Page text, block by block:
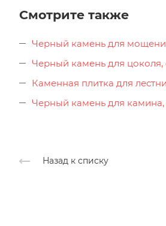
Смотрите также
Черный камень для
Черный камень для цоколя,
Каменная плитка для
Черный камень для камина,
Назад к списку